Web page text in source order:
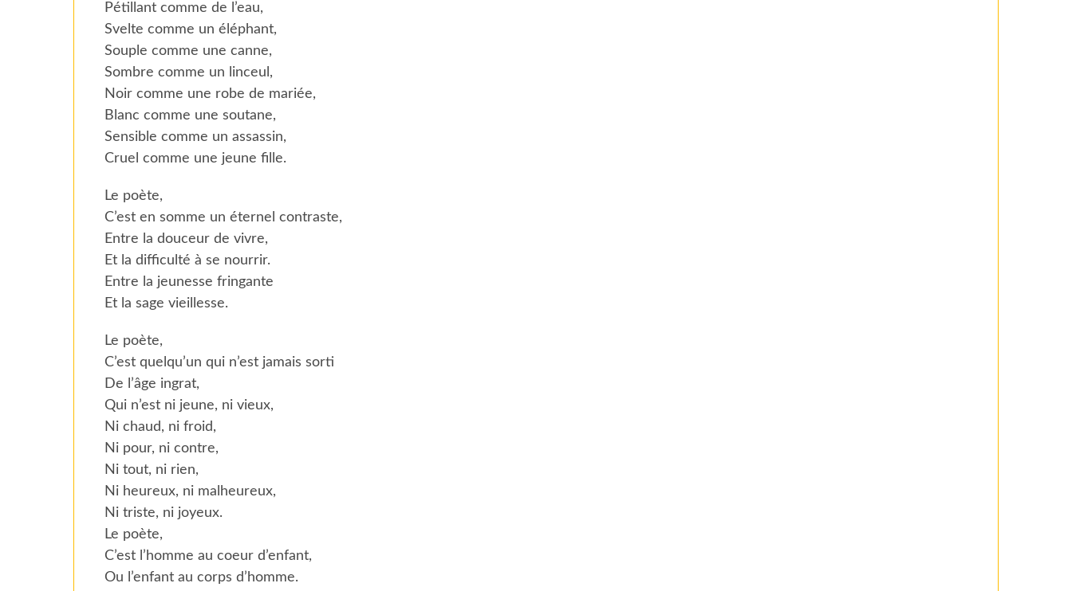
Pétillant comme de l’eau,
Svelte comme un éléphant,
Souple comme une canne,
Sombre comme un linceul,
Noir comme une robe de mariée,
Blanc comme une soutane,
Sensible comme un assassin,
Cruel comme une jeune fille.
Le poète,
C’est en somme un éternel contraste,
Entre la douceur de vivre,
Et la difficulté à se nourrir.
Entre la jeunesse fringante
Et la sage vieillesse.
Le poète,
C’est quelqu’un qui n’est jamais sorti
De l’âge ingrat,
Qui n’est ni jeune, ni vieux,
Ni chaud, ni froid,
Ni pour, ni contre,
Ni tout, ni rien,
Ni heureux, ni malheureux,
Ni triste, ni joyeux.
Le poète,
C’est l’homme au coeur d’enfant,
Ou l’enfant au corps d’homme.